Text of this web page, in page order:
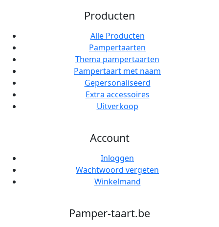
Producten
Alle Producten
Pampertaarten
Thema pampertaarten
Pampertaart met naam
Gepersonaliseerd
Extra accessoires
Uitverkoop
Account
Inloggen
Wachtwoord vergeten
Winkelmand
Pamper-taart.be